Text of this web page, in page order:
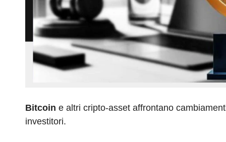
Bitcoin e altri cripto-asset affrontano
investitori.